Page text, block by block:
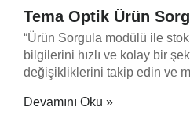
Tema Optik Ürün
“Ürün Sorgula modülü ile
bilgilerini hızlı ve kolay bir
değişikliklerini takip edin ve
Devamını Oku »